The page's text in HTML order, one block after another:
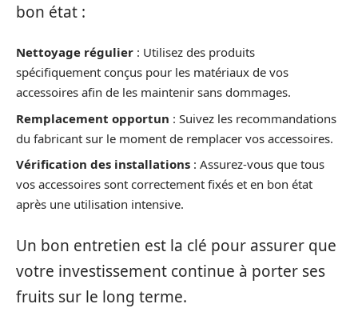
bon état :
Nettoyage régulier : Utilisez des produits
spécifiquement conçus pour les matériaux de vos
accessoires afin de les maintenir sans dommages.
Remplacement opportun : Suivez les recommandations
du fabricant sur le moment de remplacer vos accessoires.
Vérification des installations : Assurez-vous que tous
vos accessoires sont correctement fixés et en bon état
après une utilisation intensive.
Un bon entretien est la clé pour assurer que
votre investissement continue à porter ses
fruits sur le long terme.